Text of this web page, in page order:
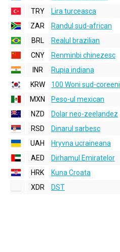
TRY
Lira turceasca
ZAR
Randul sud-african
BRL
Realul brazilian
CNY
Renminbi chinezesc
INR
Rupia indiana
KRW
100 Woni sud-coreeni
MXN
Peso-ul mexican
NZD
Dolar neo-zeelandez
RSD
Dinarul sarbesc
UAH
Hryvna ucraineana
AED
Dirhamul Emiratelor
HRK
Kuna Croata
XDR
DST